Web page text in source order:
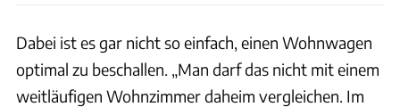
Dabei ist es gar nicht so einfach, einen Wohnwagen
optimal zu beschallen. „Man darf das nicht mit einem
weitläufigen Wohnzimmer daheim vergleichen. Im